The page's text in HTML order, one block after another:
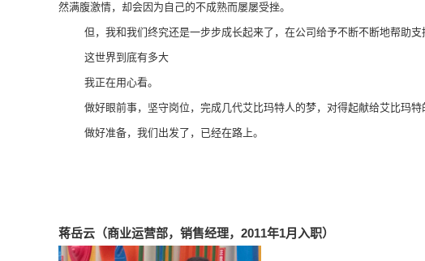
然满腹激情，却会因为自己的不成熟而屡屡受挫。
但，我和我们终究还是一步步成长起来了，在公司给予不断不断地帮助支
这世界到底有多大
我正在用心看。
做好眼前事，坚守岗位，完成几代艾比玛特人的梦，对得起献给艾比玛特
做好准备，我们出发了，已经在路上。
蒋岳云（商业运营部，销售经理，2011年1月入职）